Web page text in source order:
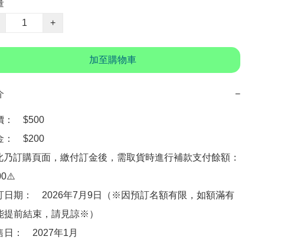
+
加至購物車
−
：　$500
：　$200
訂購頁面，繳付訂金後，需取貨時進行補款支付餘額：
日期：　2026年7月9日（※因預訂名額有限，如額滿有
提前結束，請見諒※）
日：　2027年1月